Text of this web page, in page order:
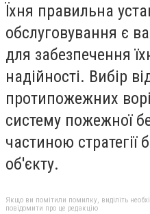
Їхня правильна
обслуговування є
для забезпечення
надійності. Вибір
протипожежних
систему пожежної
частиною стратегії
об'єкту.
Якщо ви помітили помилку, виділіть
повідомити про це редакцію